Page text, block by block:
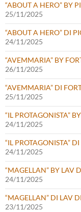
“ABOUT A HERO” BY
25/11/2025
“ABOUT A HERO” DI
24/11/2025
“AVEMMARIA” BY
26/11/2025
“AVEMMARIA” DI
25/11/2025
“IL PROTAGONISTA”
24/11/2025
“IL PROTAGONISTA”
24/11/2025
“MAGELLAN” BY LAV
24/11/2025
“MAGELLAN” DI LAV
23/11/2025